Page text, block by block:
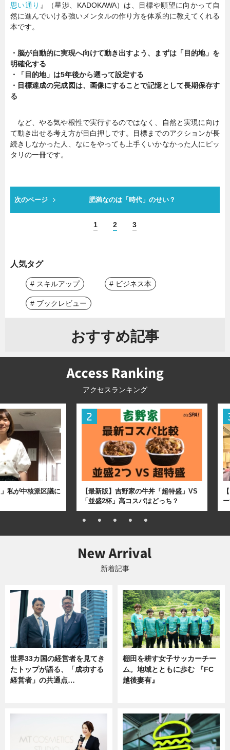
思い通り 』（星渉、KADOKAWA）は、目標や願望に向かって自
然に進んでいける強いメンタルの作り方を体系的に教えてくれる
本です。
・脳が自動的に実現へ向けて動き出すよう、まずは「目的地」を
明確化する
・「目的地」は5年後から遡って設定する
・目標達成の完成図は、画像にすることで記憶として長期保存す
る
など、やる気や根性で実行するのではなく、自然と実現に向け
て動き出せる考え方が目白押しです。目標までのアクションが長
続きしなかった人、なにをやっても上手くいかなかった人にピッ
タリの一冊です。
次のページ 肥満なのは「時代」のせい？
1 2 3
人気タグ
# スキルアップ # ビジネス本
# ブックレビュー
おすすめ記事
アクセスランキング
私が中核派区議に
【最新版】吉野家の牛丼「超特盛」VS
「並盛2杯」高コスパはどっち？
新着記事
世界33カ国の経営者を見てき
たトップが語る、「成功する
経営者」の共通点…
棚田を耕す女子サッカーチー
ム。地域とともに歩む 『FC
越後妻有』